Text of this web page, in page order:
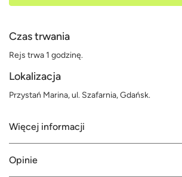
Czas trwania
Rejs trwa 1 godzinę.
Lokalizacja
Przystań Marina, ul. Szafarnia, Gdańsk.
Więcej informacji
Opinie